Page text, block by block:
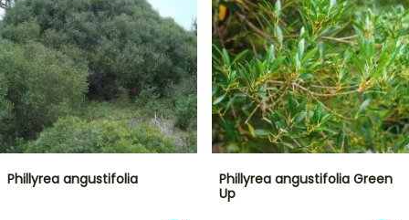
Phillyrea angustifolia
Phillyrea angustifolia Green
Up